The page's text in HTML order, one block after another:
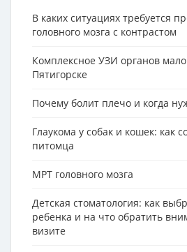
В каких ситуациях требуется
головного мозга с контрастом
Комплексное УЗИ органов
Пятигорске
Почему болит плечо и когда
Глаукома у собак и кошек: как
питомца
МРТ головного мозга
Детская стоматология: как
ребенка и на что обратить
визите